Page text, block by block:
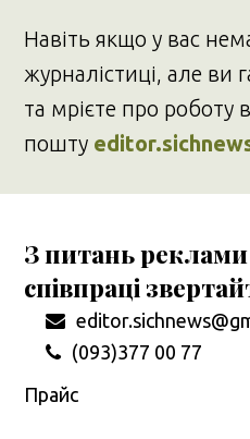
Навіть якщо у вас
журналістиці, але ви
та мрієте про роботу
пошту
З питань реклами
співпраці
(093)377 00 77
Прайс